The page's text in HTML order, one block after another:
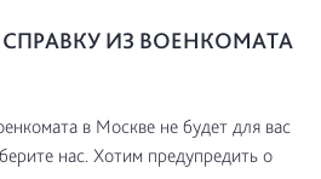
СПРАВКУ ИЗ ВОЕНКОМАТА
в Москве не будет для вас
нас. Хотим предупредить о